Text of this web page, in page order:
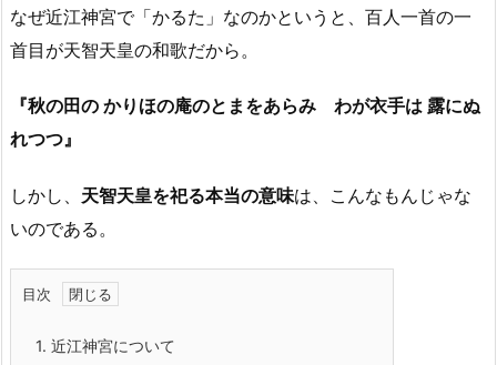
なぜ近江神宮で「かるた」なのかというと、百人一首の一
首目が天智天皇の和歌だから。
『秋の田の かりほの庵のとまをあらみ わが衣手は 露にぬ
れつつ』
しかし、 天智天皇を祀る本当の意味は、こんなもんじゃな
いのである。
目次
1. 近江神宮について